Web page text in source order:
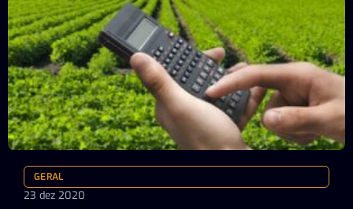
GERAL
23 dez 2020